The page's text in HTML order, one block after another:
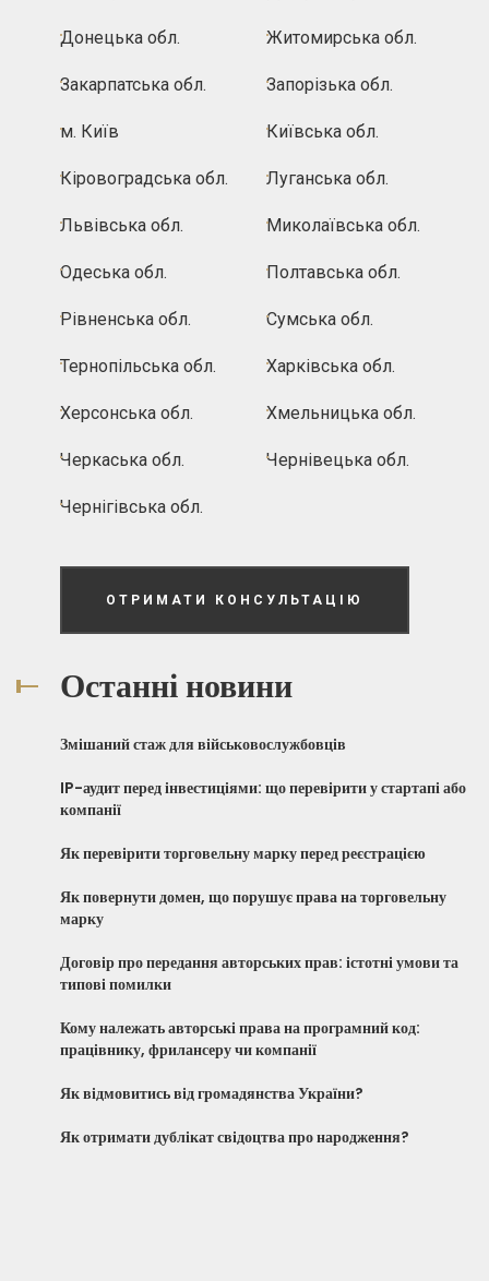
Донецька обл. Житомирська обл.
Закарпатська обл. Запорізька обл.
м. Київ Київська обл.
Кіровоградська обл. Луганська обл.
Львівська обл. Миколаївська обл.
Одеська обл. Полтавська обл.
Рівненська обл. Сумська обл.
Тернопільська обл. Харківська обл.
Херсонська обл. Хмельницька обл.
Черкаська обл. Чернівецька обл.
Чернігівська обл.
ОТРИМАТИ КОНСУЛЬТАЦІЮ
Останні новини
Змішаний стаж для військовослужбовців
IP-аудит перед інвестиціями: що перевірити у стартапі або
компанії
Як перевірити торговельну марку перед реєстрацією
Як повернути домен, що порушує права на торговельну
марку
Договір про передання авторських прав: істотні умови та
типові помилки
Кому належать авторські права на програмний код:
працівнику, фрилансеру чи компанії
Як відмовитись від громадянства України?
Як отримати дублікат свідоцтва про народження?